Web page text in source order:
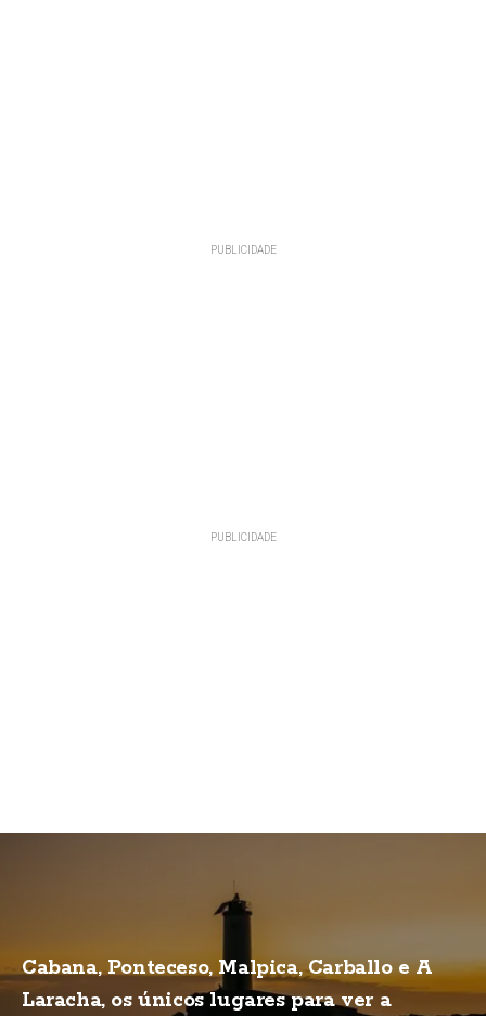
Cabana, Ponteceso, Malpica, Carballo e A
Laracha, os únicos lugares para ver a